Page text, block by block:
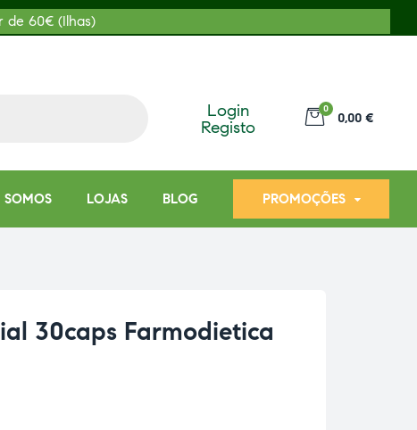
de 60€ (Ilhas)
Login
Registo
0
0,00 €
SOMOS LOJAS BLOG PROMOÇÕES
30caps Farmodietica